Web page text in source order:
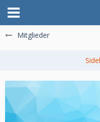
Mitglieder